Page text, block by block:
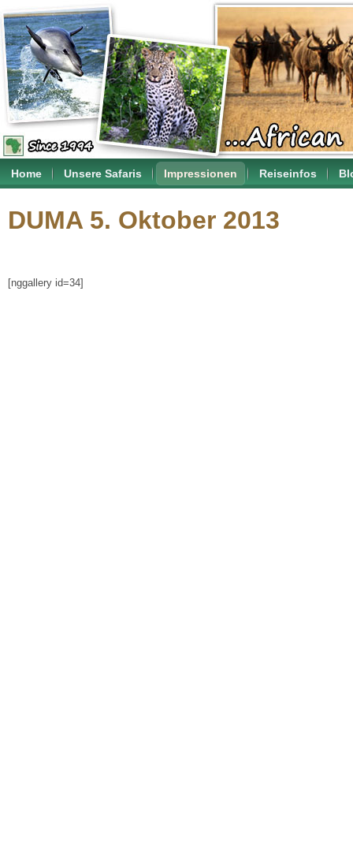
Home Unsere Safaris Impressionen Reiseinfos
DUMA 5. Oktober 2013
[nggallery id=34]